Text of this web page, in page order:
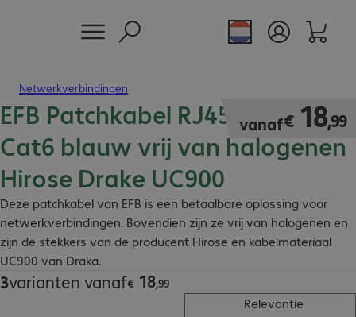
Netwerkverbindingen
EFB Patchkabel RJ45 S/FTP
Cat6 blauw vrij van halogenen
Hirose Drake UC900
Deze patchkabel van EFB is een betaalbare oplossing voor
netwerkverbindingen. Bovendien zijn ze vrij van halogenen en
zijn de stekkers van de producent Hirose en kabelmateriaal
UC900 van Draka.
vanaf€ 18,99
€ 18,99
3varianten vanaf€ 18,99
€ 18,99
Relevantie